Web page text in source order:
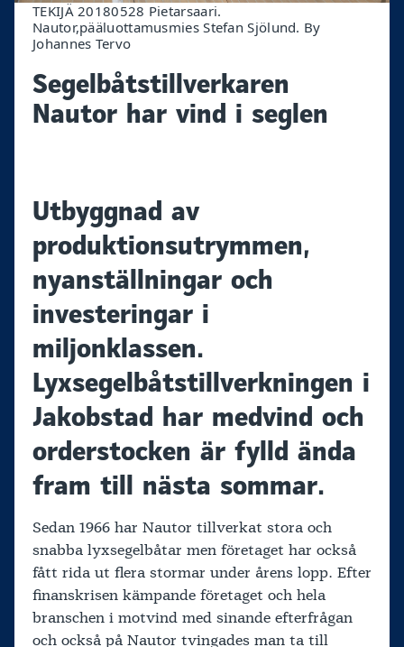
TEKIJÄ 20180528 Pietarsaari.
Nautor,pääluottamusmies Stefan Sjölund. By
Johannes Tervo
Segelbåtstillverkaren
Nautor har vind i seglen
Utbyggnad av
produktionsutrymmen,
nyanställningar och
investeringar i
miljonklassen.
Lyxsegelbåtstillverkningen i
Jakobstad har medvind och
orderstocken är fylld ända
fram till nästa sommar.
Sedan 1966 har Nautor tillverkat stora och
snabba lyxsegelbåtar men företaget har också
fått rida ut flera stormar under årens lopp. Efter
finanskrisen kämpande företaget och hela
branschen i motvind med sinande efterfrågan
och också på Nautor tvingades man ta till